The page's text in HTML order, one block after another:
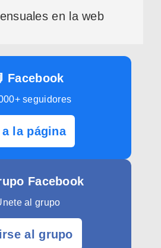
en la web
Facebook
seguidores
la página
Facebook
al grupo
al grupo